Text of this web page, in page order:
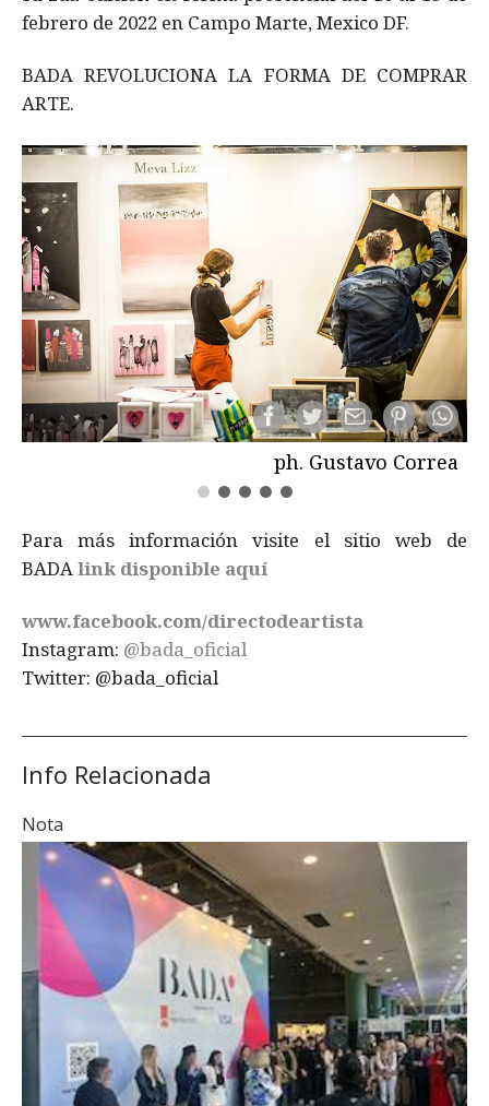
febrero de 2022 en Campo Marte, Mexico DF.
BADA REVOLUCIONA LA FORMA DE COMPRAR
ARTE.
ph. Gustavo Correa
Para más información visite el sitio web de
BADAlink disponible aquí
www.facebook.com/directodeartista
Instagram: @bada_oficial
Twitter: @bada_oficial
Info Relacionada
Nota